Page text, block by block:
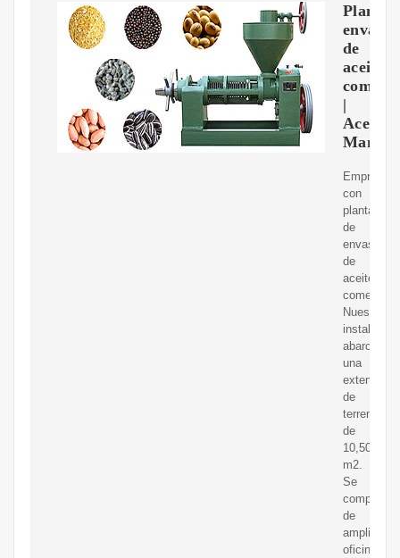
Planta
de
aceites
|
Aceites
Empresa
con
planta
de
envasado
de
aceites
Nuestras
abarcan
una
extensión
de
terreno
de
10,500
m2.
Se
componen
de
amplias
oficinas,